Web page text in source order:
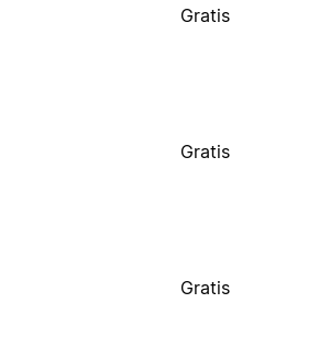
Gratis
Gratis
Gratis